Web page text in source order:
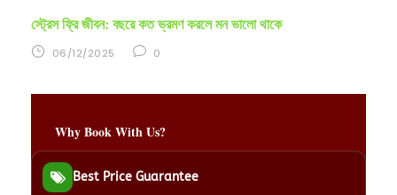
স্ট্রেস ফ্রি জীবন: বছরে কত ভ্রমণ করলে মন ভালো থাকে
06/12/2025 0
Why Book With Us?
Best Price Guarantee